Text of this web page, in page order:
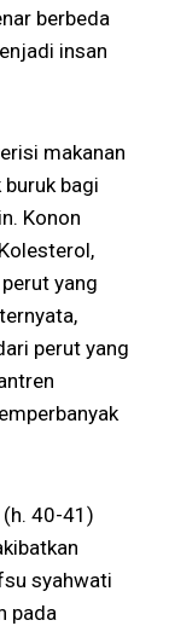
berbeda
insan
makanan
bagi
Konon
yang
perut yang
40-41)
syahwati
pada